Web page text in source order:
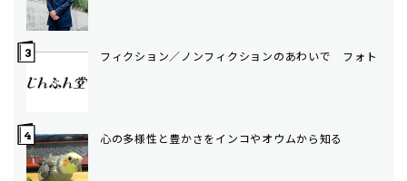
フィクション／ノンフィクションのあわいで フォト
心の多様性と豊かさをインコやオウムから知る